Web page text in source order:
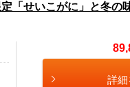
「せいこがに」と冬の
詳細